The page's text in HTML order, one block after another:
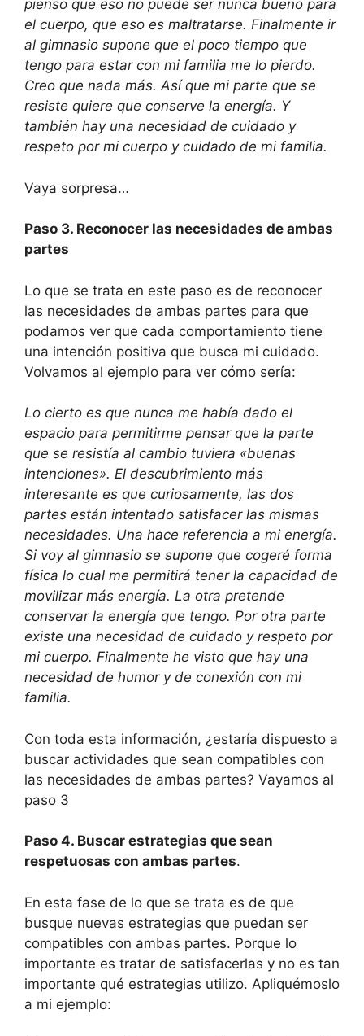
pienso que eso no puede ser nunca bueno para
el cuerpo, que eso es maltratarse. Finalmente ir
al gimnasio supone que el poco tiempo que
tengo para estar con mi familia me lo pierdo.
Creo que nada más. Así que mi parte que se
resiste quiere que conserve la energía. Y
también hay una necesidad de cuidado y
respeto por mi cuerpo y cuidado de mi familia.
Vaya sorpresa…
Paso 3. Reconocer las necesidades de ambas
partes
Lo que se trata en este paso es de reconocer
las necesidades de ambas partes para que
podamos ver que cada comportamiento tiene
una intención positiva que busca mi cuidado.
Volvamos al ejemplo para ver cómo sería:
Lo cierto es que nunca me había dado el
espacio para permitirme pensar que la parte
que se resistía al cambio tuviera «buenas
intenciones». El descubrimiento más
interesante es que curiosamente, las dos
partes están intentado satisfacer las mismas
necesidades. Una hace referencia a mi energía.
Si voy al gimnasio se supone que cogeré forma
física lo cual me permitirá tener la capacidad de
movilizar más energía. La otra pretende
conservar la energía que tengo. Por otra parte
existe una necesidad de cuidado y respeto por
mi cuerpo. Finalmente he visto que hay una
necesidad de humor y de conexión con mi
familia.
Con toda esta información, ¿estaría dispuesto a
buscar actividades que sean compatibles con
las necesidades de ambas partes? Vayamos al
paso 3
Paso 4. Buscar estrategias que sean
respetuosas con ambas partes.
En esta fase de lo que se trata es de que
busque nuevas estrategias que puedan ser
compatibles con ambas partes. Porque lo
importante es tratar de satisfacerlas y no es tan
importante qué estrategias utilizo. Apliquémoslo
a mi ejemplo: